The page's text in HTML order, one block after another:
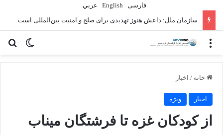
فارسی English
عربي
سازمان ملل: داعش هنوز تهدیدی برای صلح و امنیت بین‌المللی است
تغییر منو
خانه / اخبار
اخبار ویژه
از کودکان غزه تا فرشتگان میناب